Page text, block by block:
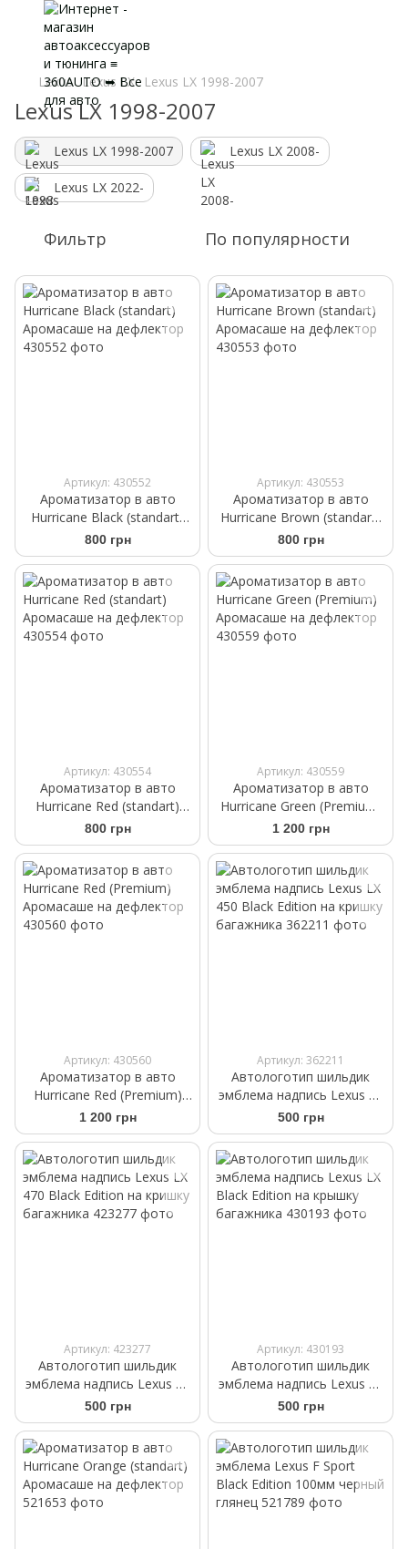
Lexus Lexus LX Lexus LX 1998-2007
Lexus LX 1998-2007
Lexus LX 1998-2007 Lexus LX 2008-
Lexus LX 2022-
Фильтр По популярности
Артикул: 430552
Ароматизатор в авто
Hurricane Black (standart)
Аромасаше на дефлектор
800 грн
Артикул: 430553
Ароматизатор в авто
Hurricane Brown (standart)
Аромасаше на дефлектор
800 грн
Артикул: 430554
Ароматизатор в авто
Hurricane Red (standart)
Аромасаше на дефлектор
800 грн
Артикул: 430559
Ароматизатор в авто
Hurricane Green (Premium)
Аромасаше на дефлектор
1 200 грн
Артикул: 430560
Ароматизатор в авто
Hurricane Red (Premium)
Аромасаше на дефлектор
1 200 грн
Артикул: 362211
Автологотип шильдик
эмблема надпись Lexus LX
450 Black Еdition на кришку
багажника
500 грн
Артикул: 423277
Автологотип шильдик
эмблема надпись Lexus LX
470 Black Еdition на кришку
багажника
500 грн
Артикул: 430193
Автологотип шильдик
эмблема надпись Lexus LX
Black Еdition на крышку
багажника
500 грн